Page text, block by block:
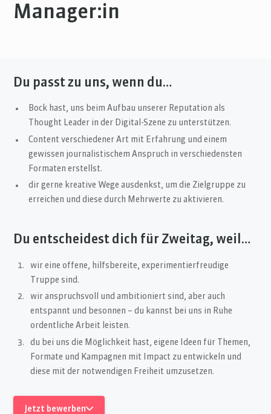
Manager:in
Du passt zu uns, wenn du…
Bock hast, uns beim Aufbau unserer Reputation als
Thought Leader in der Digital-Szene zu unterstützen.
Content verschiedener Art mit Erfahrung und einem
gewissen journalistischem Anspruch in verschiedensten
Formaten erstellst.
dir gerne kreative Wege ausdenkst, um die Zielgruppe zu
erreichen und diese durch Mehrwerte zu aktivieren.
Du entscheidest dich für Zweitag, weil…
wir eine offene, hilfsbereite, experimentierfreudige
Truppe sind.
wir anspruchsvoll und ambitioniert sind, aber auch
entspannt und besonnen – du kannst bei uns in Ruhe
ordentliche Arbeit leisten.
du bei uns die Möglichkeit hast, eigene Ideen für Themen,
Formate und Kampagnen mit Impact zu entwickeln und
diese mit der notwendigen Freiheit umzusetzen.
Jetzt bewerben